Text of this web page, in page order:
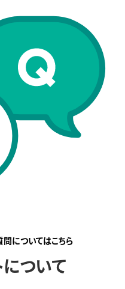
についてはこちら
ついて